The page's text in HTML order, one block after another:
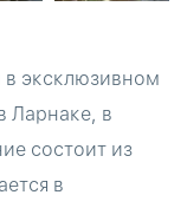
эксклюзивном
Ларнаке, в
состоит из
в